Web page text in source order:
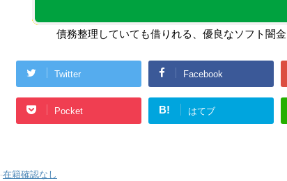
債務整理していても借りれる、優良なソフト闇金
Twitter Facebook
Pocket B! はてブ
-在籍確認なし